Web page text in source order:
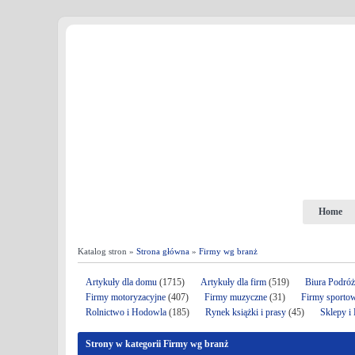
Home
Katalog stron » Strona główna » Firmy wg branż
Artykuły dla domu (1715) Artykuły dla firm (519)
Biura
Firmy motoryzacyjne (407) Firmy muzyczne (31)
Firmy
Rolnictwo i Hodowla (185) Rynek książki i prasy (45) Sklepy i
Strony w kategorii Firmy wg branż